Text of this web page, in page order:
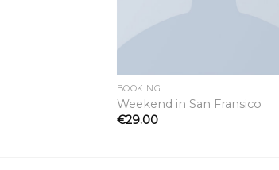
BOOKING
Weekend in San Fransico
€29.00